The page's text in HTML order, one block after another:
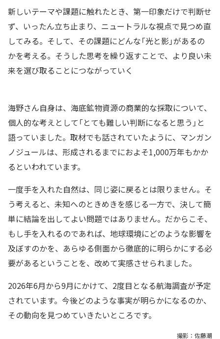
新しいテーマや課題に触れたとき、第一印象だけで判断せ
ず、いったん立ち止まり、ニュートラルな視点で見つめ直
してみる。そして、その課題にどんな「光と影」があるの
かを考える。そうした思考を繰り返すことで、より良い未
来を選び取ることにつながっていく
海野さん自身は、海底鉱物資源の商業的な採取について、
個人的な考えとして「とても難しい判断になると思う」と
語っていました。取材でも話されていたように、マンガン
ノジュールは、形成されるまでにおよそ1,000万年もかか
るといわれています。
一度手を入れた自然は、同じ姿に戻るとは限りません。そ
う考えると、未知へのときめきを感じる一方で、決して簡
単に結論を出してよい問題ではありません。だからこそ、
もし手を入れるのであれば、地球環境にどのような影響を
及ぼすのかを、あらゆる側面から徹底的に明らかにする必
要があるということを、改めて実感させられました。
2026年6月から9月にかけて、2度目となる航海調査が予定
されています。今後どのような事実が明らかになるのか、
その動向を見つめていきたいところです。
撮影：佐藤潮